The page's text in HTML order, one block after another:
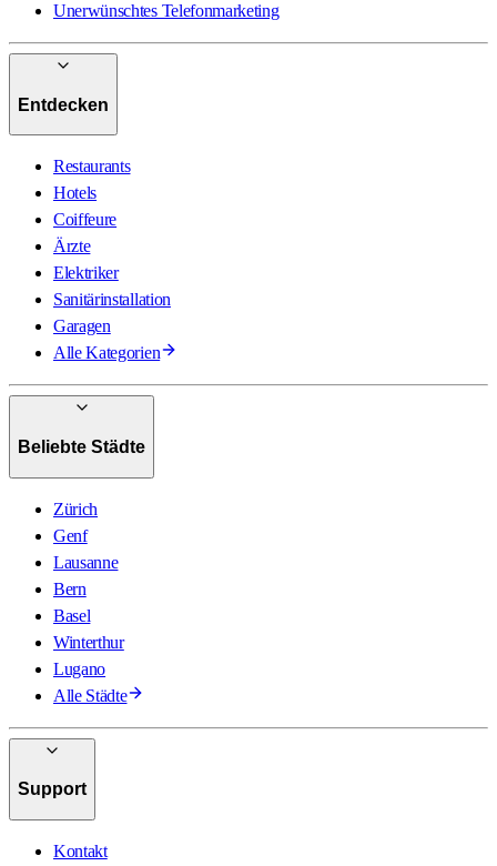
Unerwünschtes Telefonmarketing
Entdecken
Restaurants
Hotels
Coiffeure
Ärzte
Elektriker
Sanitärinstallation
Garagen
Alle Kategorien
Beliebte Städte
Zürich
Genf
Lausanne
Bern
Basel
Winterthur
Lugano
Alle Städte
Support
Kontakt